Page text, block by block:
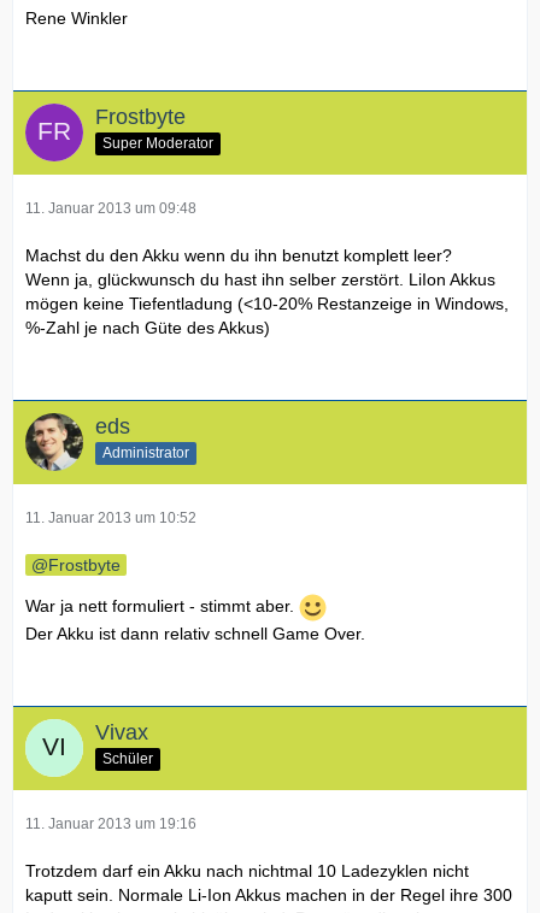
Rene Winkler
Frostbyte
Super Moderator
11. Januar 2013 um 09:48
Machst du den Akku wenn du ihn benutzt komplett leer?
Wenn ja, glückwunsch du hast ihn selber zerstört. LiIon Akkus
mögen keine Tiefentladung (<10-20% Restanzeige in Windows,
%-Zahl je nach Güte des Akkus)
eds
Administrator
11. Januar 2013 um 10:52
Frostbyte
War ja nett formuliert - stimmt aber.
Der Akku ist dann relativ schnell Game Over.
Vivax
Schüler
11. Januar 2013 um 19:16
Trotzdem darf ein Akku nach nichtmal 10 Ladezyklen nicht
kaputt sein. Normale Li-Ion Akkus machen in der Regel ihre 300